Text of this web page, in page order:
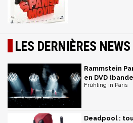
LES DERNIÈRES NEWS
Rammstein
en DVD
Frühling in Paris
Deadpool :